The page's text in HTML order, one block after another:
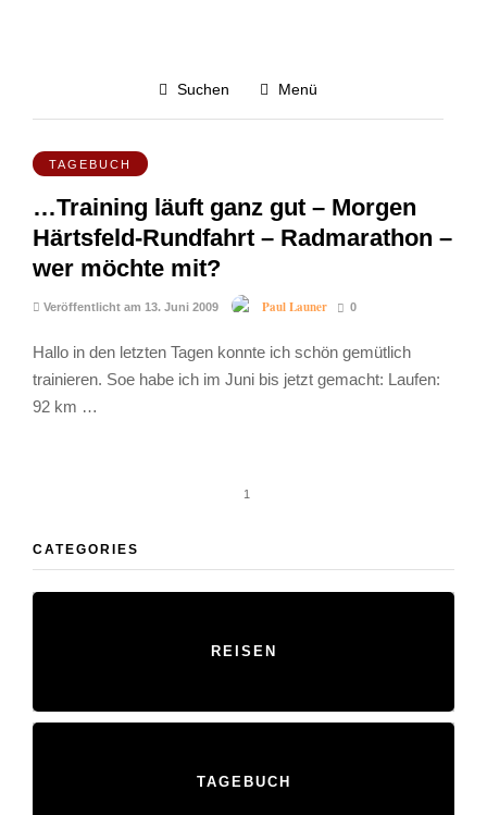
Suchen Menü
TAGEBUCH
…Training läuft ganz gut – Morgen
Härtsfeld-Rundfahrt – Radmarathon –
wer möchte mit?
Veröffentlicht am 13. Juni 2009 Paul Launer 0
Hallo in den letzten Tagen konnte ich schön gemütlich
trainieren. Soe habe ich im Juni bis jetzt gemacht: Laufen:
92 km …
1
CATEGORIES
REISEN
TAGEBUCH